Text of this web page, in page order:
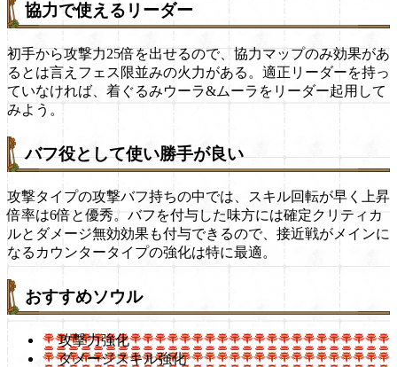
協力で使えるリーダー
初手から攻撃力25倍を出せるので、協力マップのみ効果があ
るとは言えフェス限並みの火力がある。適正リーダーを持っ
ていなければ、着ぐるみウーラ&ムーラをリーダー起用して
みよう。
バフ役として使い勝手が良い
攻撃タイプの攻撃バフ持ちの中では、スキル回転が早く上昇
倍率は6倍と優秀。バフを付与した味方には確定クリティカ
ルとダメージ無効効果も付与できるので、接近戦がメインに
なるカウンタータイプの強化は特に最適。
おすすめソウル
攻撃力強化
ダメージスキル強化